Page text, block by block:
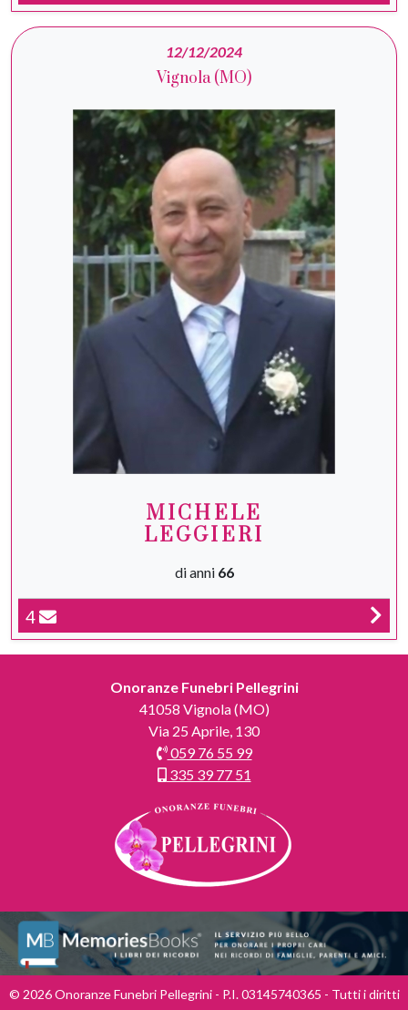
12/12/2024
Vignola (MO)
MICHELE
LEGGIERI
di anni 66
4
Onoranze Funebri Pellegrini
41058 Vignola (MO)
Via 25 Aprile, 130
059 76 55 99
335 39 77 51
© 2026 Onoranze Funebri Pellegrini - P.I. 03145740365 - Tutti i diritti